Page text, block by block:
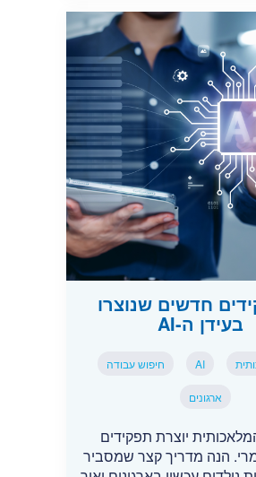
חדשים שנוצרו
בעידן ה-AI
AI חיפוש עבודה
ארגונים
יוצרת תפקידים
הנה מדריך קצר שמסביר